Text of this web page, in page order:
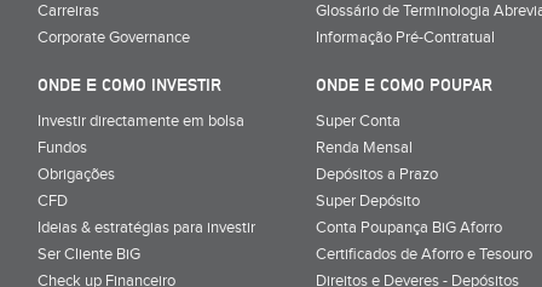
Carreiras
Corporate Governance
Glossário de Terminologia
Informação Pré-Contratual
ONDE E COMO INVESTIR
Investir directamente em bolsa
Fundos
Obrigações
CFD
Ideias & estratégias para investir
Ser Cliente BiG
Check up Financeiro
ONDE E COMO POUPAR
Super Conta
Renda Mensal
Depósitos a Prazo
Super Depósito
Conta Poupança BiG Aforro
Certificados de Aforro e Tesouro
Direitos e Deveres - Depósitos